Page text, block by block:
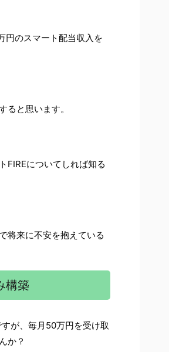
円のスマート配当収入を
ると思います。
FIREについてしれば知る
将来に不安を抱えている
構築
が、毎月50万円を受け取
か？